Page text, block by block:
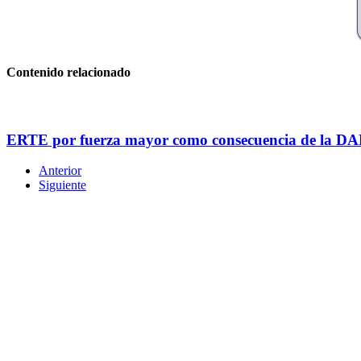
Contenido relacionado
ERTE por fuerza mayor como consecuencia de la
Anterior
Siguiente